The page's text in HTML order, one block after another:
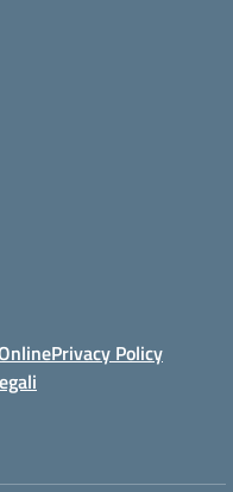
Privacy Policy